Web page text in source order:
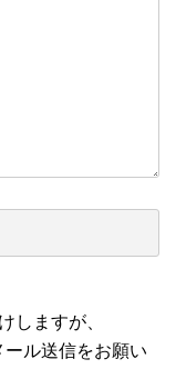
しますが、
ル送信をお願い